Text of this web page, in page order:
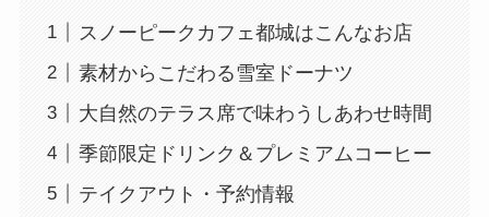
スノーピークカフェ都城はこんなお店
素材からこだわる雪室ドーナツ
大自然のテラス席で味わうしあわせ時間
季節限定ドリンク＆プレミアムコーヒー
テイクアウト・予約情報